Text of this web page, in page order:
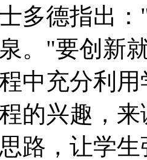
多德指出
。"要创新
中充分利
的兴趣，
路，让学